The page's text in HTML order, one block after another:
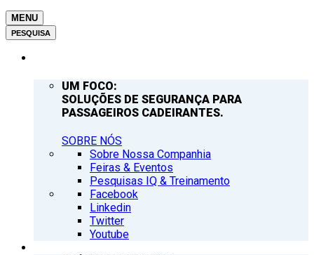
MENU
PESQUISA
UM FOCO:
SOLUÇÕES DE SEGURANÇA PARA
PASSAGEIROS CADEIRANTES.
SOBRE NÓS
Sobre Nossa Companhia
Feiras & Eventos
Pesquisas IQ & Treinamento
Facebook
Linkedin
Twitter
Youtube